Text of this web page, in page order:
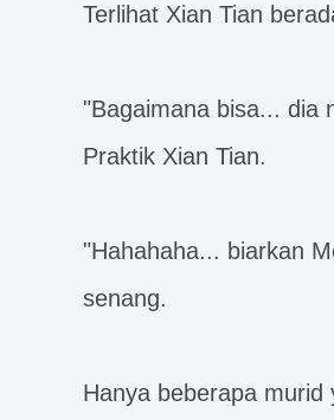
Terlihat Xian Tian
"Bagaimana bisa... dia
Praktik Xian Tian.
"Hahahaha... biarkan
senang.
Hanya beberapa